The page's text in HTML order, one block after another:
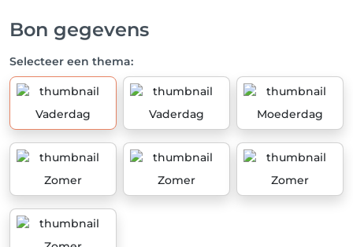
Bon gegevens
Selecteer een thema:
Vaderdag Vaderdag Moederdag
Zomer Zomer Zomer